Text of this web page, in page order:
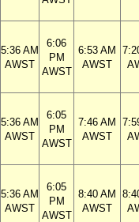
5:36 AM
AWST
6:06
PM
AWST
6:53 AM
AWST
5:36 AM
AWST
6:05
PM
AWST
7:46 AM
AWST
5:36 AM
AWST
6:05
PM
AWST
8:40 AM
AWST